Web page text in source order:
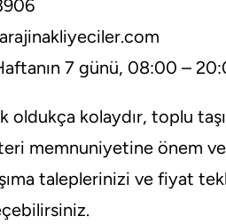
7 günü, 08:00 –
oldukça kolaydır, toplu
memnuniyetine önem
taleplerinizi ve fiyat